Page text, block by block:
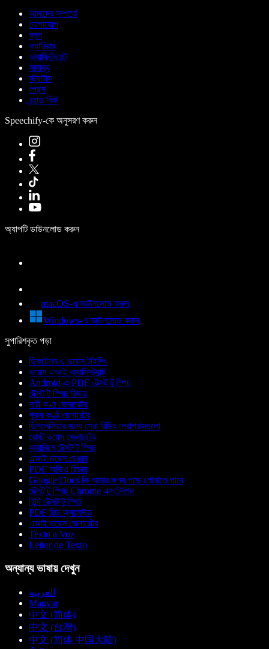
আমাদের সম্পর্কে
যোগাযোগ
ব্লগ
ক্যারিয়ার
অ্যাফিলিয়েট
সাহায্য
স্ট্যাটাস
প্রেস
ব্র্যান্ড কিট
Speechify-কে অনুসরণ করুন
অ্যাপটি ডাউনলোড করুন
macOS-এ ডাউনলোড করুন
Windows-এ ডাউনলোড করুন
সুপারিশকৃত পড়া
ডিকটেশন ও ভয়েস টাইপিং
ভয়েস এআই অ্যাসিস্ট্যান্ট
Android-এ PDF টেক্সট টু স্পিচ
টেক্সট টু স্পিচ রিডার
নারী কণ্ঠ জেনারেটর
পুরুষ কণ্ঠ জেনারেটর
ডিসলেক্সিয়ার জন্য সেরা রিডিং প্রোগ্রামগুলো
রোবট ভয়েস জেনারেটর
অ্যানিমে টেক্সট টু স্পিচ
এআই ভয়েস চেঞ্জার
PDF অডিও রিডার
Google Docs কি আমার জন্য পড়ে শোনাতে পারে
টেক্সট টু স্পিচ Chrome এক্সটেনশন
হিন্দি টেক্সট টু স্পিচ
PDF রিড অ্যালাউড
এআই ভয়েস জেনারেটর
Texto a Voz
Leitor de Texto
অন্যান্য ভাষায় দেখুন
العربية
Magyar
中文 (简体)
中文 (台灣)
中文 (简体 中国大陆)